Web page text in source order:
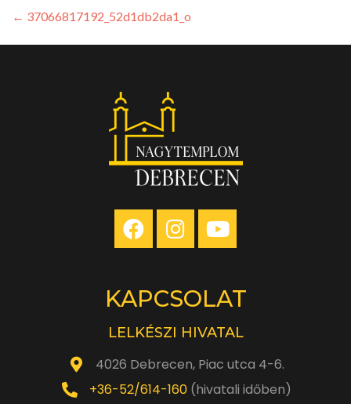
← 37066817192_52d1db2da1_o
KAPCSOLAT
LELKÉSZI HIVATAL
4026 Debrecen, Piac utca 4-6.
+36-52/614-160(hivatali időben)